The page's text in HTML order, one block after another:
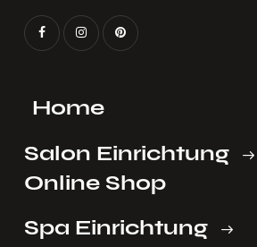
Home
Salon Einrichtung
Online Shop
Spa Einrichtung